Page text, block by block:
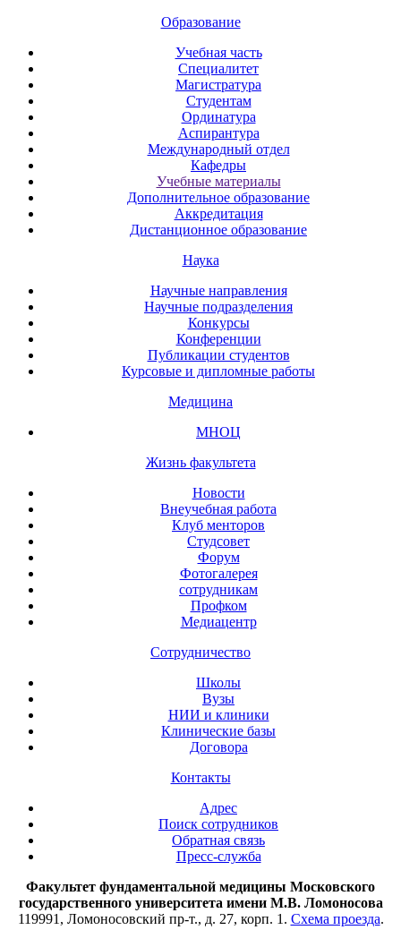
Образование
Учебная часть
Специалитет
Магистратура
Студентам
Ординатура
Аспирантура
Международный отдел
Кафедры
Учебные материалы
Дополнительное образование
Аккредитация
Дистанционное образование
Наука
Научные направления
Научные подразделения
Конкурсы
Конференции
Публикации студентов
Курсовые и дипломные работы
Медицина
МНОЦ
Жизнь факультета
Новости
Внеучебная работа
Клуб менторов
Студсовет
Форум
Фотогалерея
сотрудникам
Профком
Медиацентр
Сотрудничество
Школы
Вузы
НИИ и клиники
Клинические базы
Договора
Контакты
Адрес
Поиск сотрудников
Обратная связь
Пресс-служба
Факультет фундаментальной медицины Московского
государственного университета имени М.В. Ломоносова
119991, Ломоносовский пр-т., д. 27, корп. 1. Схема проезда.